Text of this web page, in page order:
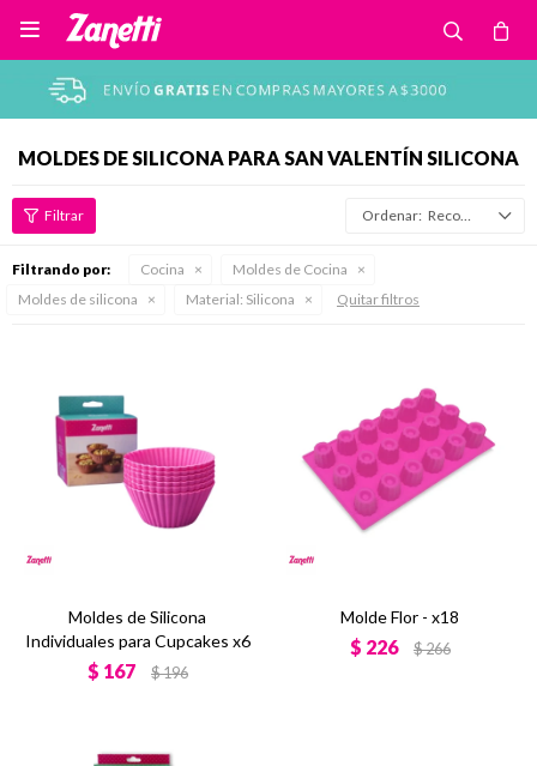

MOLDES DE SILICONA PARA SAN VALENTÍN SILICONA
Recomendados
Filtrando por: Cocina
Moldes de Cocina
Moldes de silicona
Material: Silicona Quitar filtros
Moldes de Silicona
Individuales para Cupcakes x6
$ 167 $196
Molde Flor - x18
$ 226 $266